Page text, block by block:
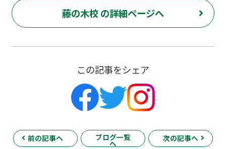
藤の木校 の詳細ページへ
この記事をシェア
前の記事へ ブログ一覧
へ
次の記事へ